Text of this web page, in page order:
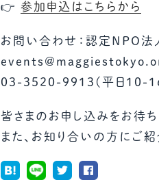
👉 参加申込はこちらから
お問い合わせ：認定NPO法
03-3520-9913(平日10-16
皆さまのお申し込みをお待ち
また、お知り合いの方にご紹